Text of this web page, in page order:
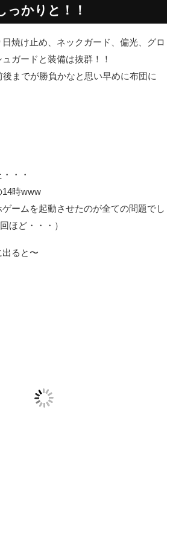
っかりと！！
焼け止め、ネックガード、偏光、グロ
ガードと装備は抜群！！
後までが勝負かなと思い早めに布団に
・・
14時www
ームを起動させたのが全ての問題でし
ほど・・・）
ると〜